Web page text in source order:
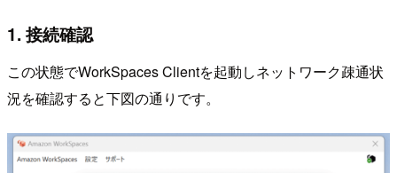
1. 接続確認
この状態でWorkSpaces Clientを起動しネットワーク疎通状
況を確認すると下図の通りです。